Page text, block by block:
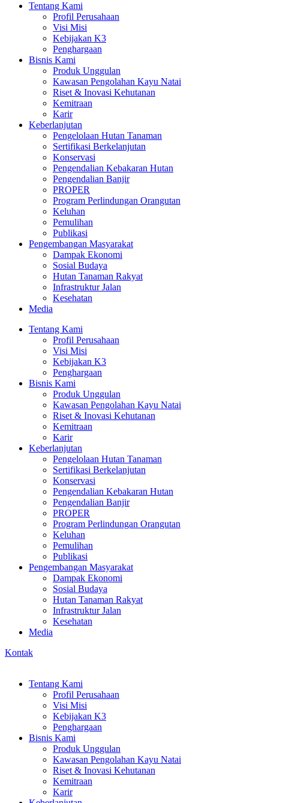
Tentang Kami
Profil Perusahaan
Visi Misi
Kebijakan K3
Penghargaan
Bisnis Kami
Produk Unggulan
Kawasan Pengolahan Kayu Natai
Riset & Inovasi Kehutanan
Kemitraan
Karir
Keberlanjutan
Pengelolaan Hutan Tanaman
Sertifikasi Berkelanjutan
Konservasi
Pengendalian Kebakaran Hutan
Pengendalian Banjir
PROPER
Program Perlindungan Orangutan
Keluhan
Pemulihan
Publikasi
Pengembangan Masyarakat
Dampak Ekonomi
Sosial Budaya
Hutan Tanaman Rakyat
Infrastruktur Jalan
Kesehatan
Media
Tentang Kami
Profil Perusahaan
Visi Misi
Kebijakan K3
Penghargaan
Bisnis Kami
Produk Unggulan
Kawasan Pengolahan Kayu Natai
Riset & Inovasi Kehutanan
Kemitraan
Karir
Keberlanjutan
Pengelolaan Hutan Tanaman
Sertifikasi Berkelanjutan
Konservasi
Pengendalian Kebakaran Hutan
Pengendalian Banjir
PROPER
Program Perlindungan Orangutan
Keluhan
Pemulihan
Publikasi
Pengembangan Masyarakat
Dampak Ekonomi
Sosial Budaya
Hutan Tanaman Rakyat
Infrastruktur Jalan
Kesehatan
Media
Kontak
Tentang Kami
Profil Perusahaan
Visi Misi
Kebijakan K3
Penghargaan
Bisnis Kami
Produk Unggulan
Kawasan Pengolahan Kayu Natai
Riset & Inovasi Kehutanan
Kemitraan
Karir